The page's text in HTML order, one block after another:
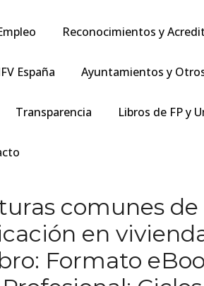
Reconocimientos y
España Ayuntamientos y
Transparencia Libros de FP y
comunes de
en
Formato